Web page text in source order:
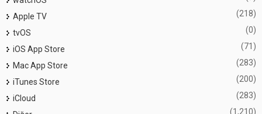
Apple TV (218)
tvOS (0)
iOS App Store (71)
Mac App Store (283)
iTunes Store (200)
iCloud (283)
(1,210)